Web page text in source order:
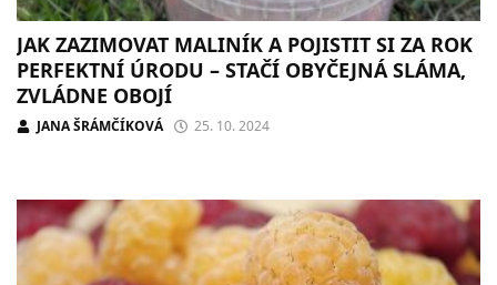
JAK ZAZIMOVAT MALINÍK A POJISTIT SI ZA ROK
PERFEKTNÍ ÚRODU – STAČÍ OBYČEJNÁ SLÁMA,
ZVLÁDNE OBOJÍ
JANA ŠRÁMČÍKOVÁ 25. 10. 2024